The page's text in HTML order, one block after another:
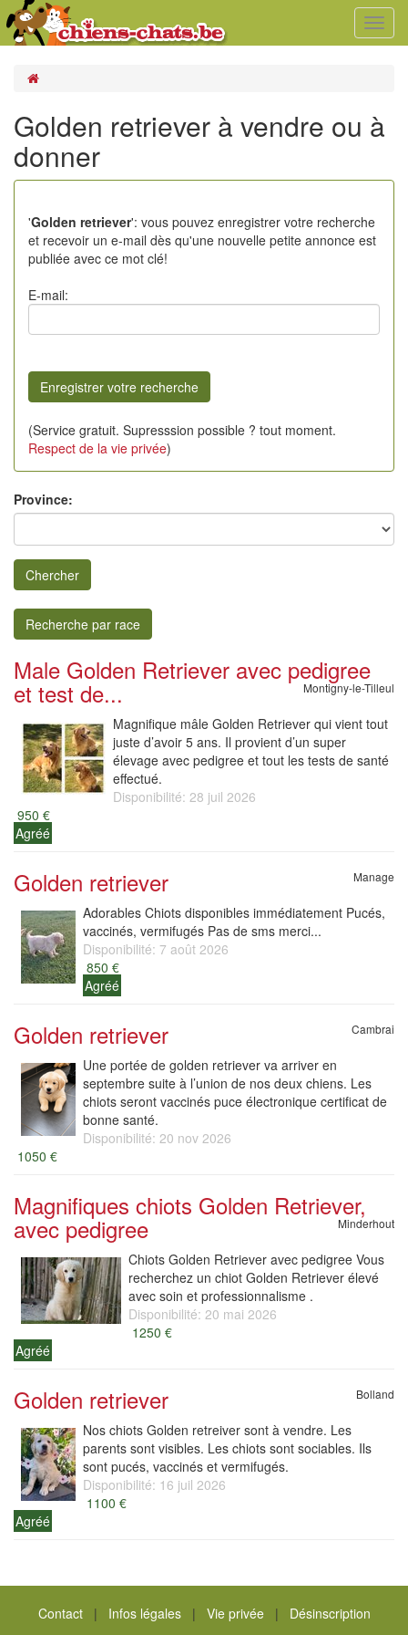
Golden retriever à vendre ou à
donner
'Golden retriever': vous pouvez enregistrer votre recherche
et recevoir un e-mail dès qu'une nouvelle petite annonce est
publiée avec ce mot clé!
E-mail:
(Service gratuit. Supresssion possible ? tout moment.
Respect de la vie privée)
Province:
Chercher
Recherche par race
Male Golden Retriever avec pedigree
et test de... Montigny-le-Tilleul
Magnifique mâle Golden Retriever qui vient tout
juste d’avoir 5 ans. Il provient d’un super
élevage avec pedigree et tout les tests de santé
effectué.
Disponibilité: 28 juil 2026
950 €
Agréé
Golden retriever Manage
Adorables Chiots disponibles immédiatement Pucés,
vaccinés, vermifugés Pas de sms merci...
Disponibilité: 7 août 2026
850 €
Agréé
Golden retriever Cambrai
Une portée de golden retriever va arriver en
septembre suite à l’union de nos deux chiens. Les
chiots seront vaccinés puce électronique certificat de
bonne santé.
Disponibilité: 20 nov 2026
1050 €
Magnifiques chiots Golden Retriever,
avec pedigree Minderhout
Chiots Golden Retriever avec pedigree Vous
recherchez un chiot Golden Retriever élevé
avec soin et professionnalisme .
Disponibilité: 20 mai 2026
1250 €
Agréé
Golden retriever Bolland
Nos chiots Golden retreiver sont à vendre. Les
parents sont visibles. Les chiots sont sociables. Ils
sont pucés, vaccinés et vermifugés.
Disponibilité: 16 juil 2026
1100 €
Agréé
Contact| Infos légales| Vie privée| Désinscription